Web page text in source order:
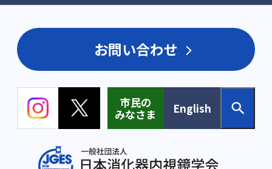
お問い合わせ
市民の
みなさま
English